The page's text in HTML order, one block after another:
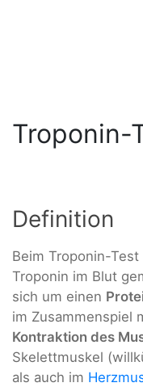
Troponin-
Definition
Beim Troponin-
Troponin im Blut
sich um einen
im Zusammenspiel
Kontraktion des
Skelettmuskel
als auch im